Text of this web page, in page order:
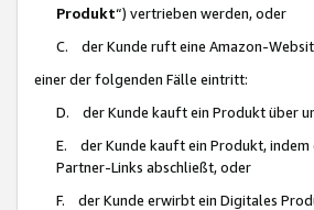
Produkt“) vertrieben werden, oder
C. der Kunde ruft eine Amazon-
einer der folgenden Fälle eintritt:
D. der Kunde kauft ein Produkt über
E. der Kunde kauft ein Produkt, indem
Partner-Links abschließt, oder
F. der Kunde erwirbt ein Digitales